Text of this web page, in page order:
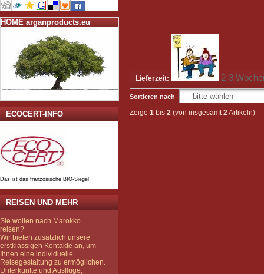
Lieferzeit: 2-3
Sortieren nach
Zeige 1 bis 2 (von insgesamt2Artikeln)
HOME arganproducts.eu
ECOCERT-INFO
Das ist das französische BIO-Siegel
REISEN UND MEHR
Sie wollen nach Marokko
reisen?
Wir bieten zusätzlich unsere
erstklassigen Kontakte an, um
Ihnen eine individuelle
Reisegestaltung zu ermöglichen.
Unterkünfte und Ausflüge,